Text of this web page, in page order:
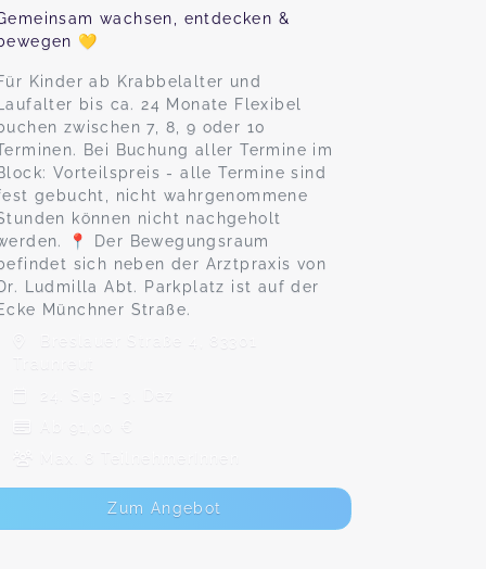
wachsen, entdecken &
💛
Kinder ab Krabbelalter und
Laufalter bis ca. 24 Monate Flexibel
zwischen 7, 8, 9 oder 10
Bei Buchung aller Termine im
Vorteilspreis - alle Termine sind
gebucht, nicht wahrgenommene
können nicht nachgeholt
📍 Der Bewegungsraum
sich neben der Arztpraxis von
Ludmilla Abt. Parkplatz ist auf der
Münchner Straße.
Breslauer Straße 4, 83301
Traunreut
24. Sep - 3. Dez
Ab 91,00 €
Max. 8 TeilnehmerInnen
Zum Angebot